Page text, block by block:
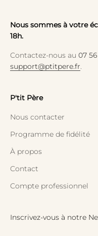
Nous sommes à votre
18h.
Contactez-nous au 07
support@ptitpere.fr.
P'tit Père
Nous contacter
Programme de fidélité
À propos
Contact
Compte professionnel
Inscrivez-vous à notre